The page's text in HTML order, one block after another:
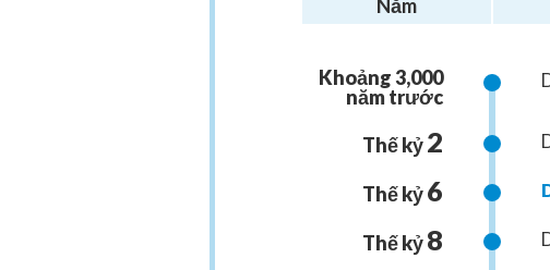
Năm
Khoảng 3,000
nămtrước
Thế kỷ2
Thế kỷ6
Thế kỷ8